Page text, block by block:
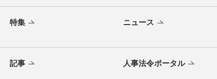
特集 ニュース
記事 人事法令ポータル